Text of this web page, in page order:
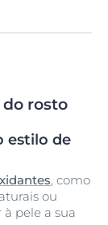
rosto
estilo de
, como
ou
pele a sua